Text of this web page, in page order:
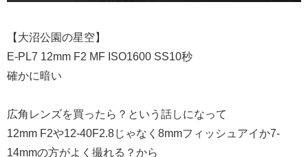
【大沼公園の星空】
E-PL7 12mm F2 MF ISO1600 SS10秒
確かに暗い
広角レンズを買ったら？という話しになって
12mm F2や12-40F2.8じゃなく8mmフィッシュアイか7-
14mmの方がよく撮れる？から